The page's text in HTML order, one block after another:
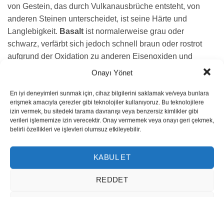
Onayı Yönet
En iyi deneyimleri sunmak için, cihaz bilgilerini saklamak ve/veya bunlara
erişmek amacıyla çerezler gibi teknolojiler kullanıyoruz. Bu teknolojilere
izin vermek, bu sitedeki tarama davranışı veya benzersiz kimlikler gibi
verileri işlememize izin verecektir. Onay vermemek veya onayı geri çekmek,
belirli özellikleri ve işlevleri olumsuz etkileyebilir.
KABUL ET
REDDET
von Gestein, das durch Vulkanausbrüche entsteht, von
anderen Steinen unterscheidet, ist seine Härte und
Langlebigkeit. Basalt ist normalerweise grau oder
schwarz, verfärbt sich jedoch schnell braun oder rostrot
aufgrund der Oxidation zu anderen Eisenoxiden und
Aufgrund der Zersetzung oder hoher Konzentrationen von
Plagioklas können einige Basalte ziemlich hell in der
Farbe sein.Basalt hat eine feinkörnige Mineralstruktur, da
das geschmolzene Gestein zu schnell abkühlt, um große
größere Kristalle eingebettet in eine feinkörnigere Matrix.
Es kann in sehr heißen und kalten Klimazonen verwendet
werden. Sein größtes Merkmal ist, dass es aufgrund seiner